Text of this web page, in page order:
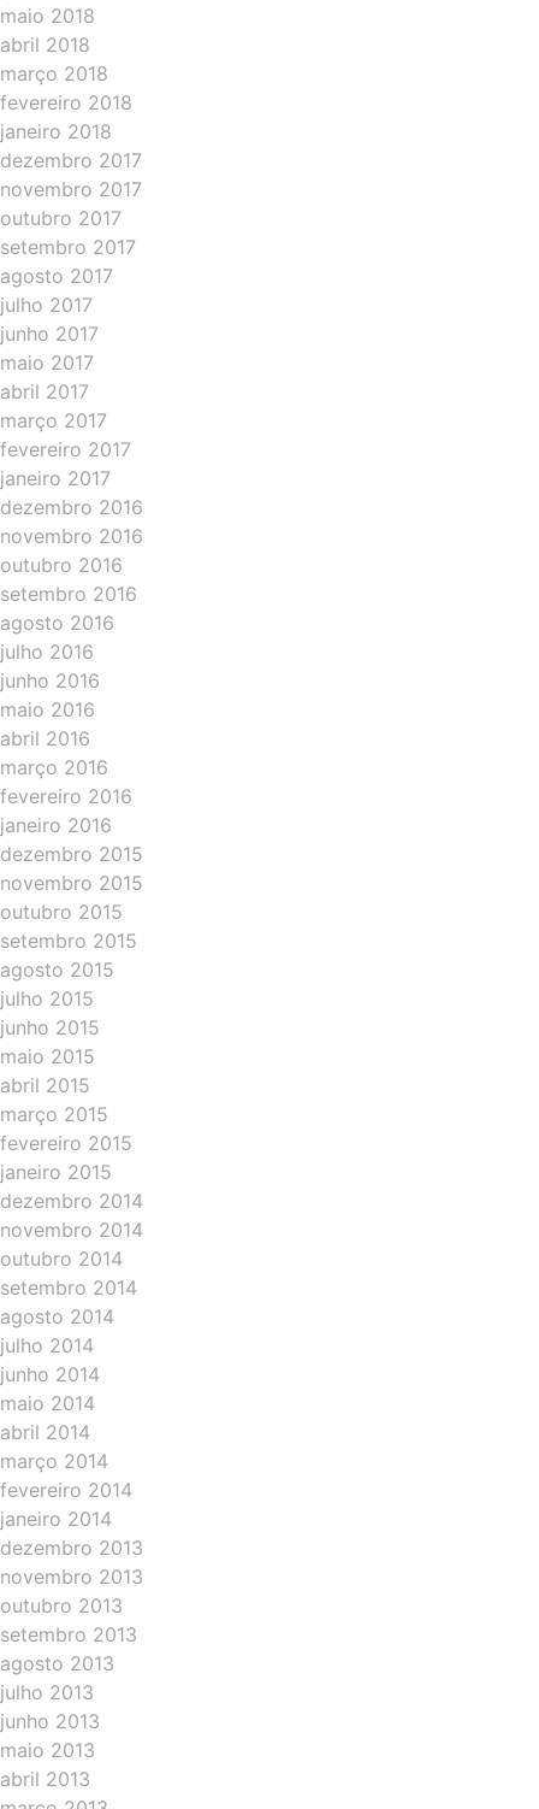
maio 2018
abril 2018
março 2018
fevereiro 2018
janeiro 2018
dezembro 2017
novembro 2017
outubro 2017
setembro 2017
agosto 2017
julho 2017
junho 2017
maio 2017
abril 2017
março 2017
fevereiro 2017
janeiro 2017
dezembro 2016
novembro 2016
outubro 2016
setembro 2016
agosto 2016
julho 2016
junho 2016
maio 2016
abril 2016
março 2016
fevereiro 2016
janeiro 2016
dezembro 2015
novembro 2015
outubro 2015
setembro 2015
agosto 2015
julho 2015
junho 2015
maio 2015
abril 2015
março 2015
fevereiro 2015
janeiro 2015
dezembro 2014
novembro 2014
outubro 2014
setembro 2014
agosto 2014
julho 2014
junho 2014
maio 2014
abril 2014
março 2014
fevereiro 2014
janeiro 2014
dezembro 2013
novembro 2013
outubro 2013
setembro 2013
agosto 2013
julho 2013
junho 2013
maio 2013
abril 2013